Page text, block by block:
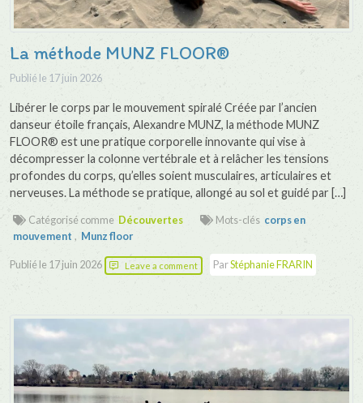
La méthode MUNZ FLOOR®
Publié le 17 juin 2026
Libérer le corps par le mouvement spiralé Créée par l’ancien
danseur étoile français, Alexandre MUNZ, la méthode MUNZ
FLOOR® est une pratique corporelle innovante qui vise à
décompresser la colonne vertébrale et à relâcher les tensions
profondes du corps, qu’elles soient musculaires, articulaires et
nerveuses. La méthode se pratique, allongé au sol et guidé par […]
Catégorisé comme Découvertes Mots-clés corps en
mouvement , Munz floor
Publié le 17 juin 2026 Leave a comment ParStéphanie FRARIN